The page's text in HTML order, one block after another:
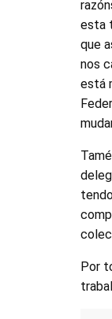
esta
que
nos
está
Por